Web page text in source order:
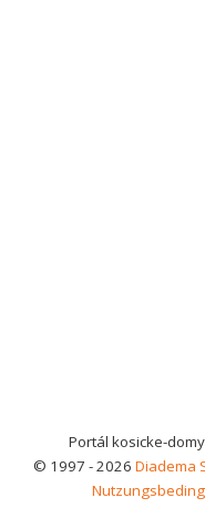
Portál kosicke-
© 1997 - 2026 Diadema